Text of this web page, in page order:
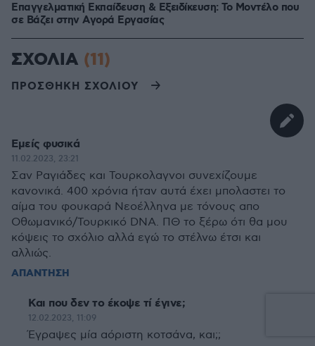
Επαγγελματική Εκπαίδευση & Εξειδίκευση: Το Mοντέλο που
σε Bάζει στην Aγορά Eργασίας
ΣΧΟΛΙΑ (11)
ΠΡΟΣΘΗΚΗ ΣΧΟΛΙΟΥ
Εμείς φυσικά
11.02.2023, 23:21
Σαν Ραγιάδες και Τουρκολαγνοι συνεχίζουμε
κανονικά. 400 χρόνια ήταν αυτά έχει μπολαστει το
αίμα του φουκαρά Νεοέλληνα με τόνους απο
Οθωμανικό/Τουρκικό DNA. ΠΘ το ξέρω ότι θα μου
κόψεις το σχόλιο αλλά εγώ το στέλνω έτσι και
αλλιώς.
ΑΠΑΝΤΗΣΗ
Και που δεν το έκοψε τί έγινε;
12.02.2023, 11:09
Έγραψες μία αόριστη κοτσάνα, και;;